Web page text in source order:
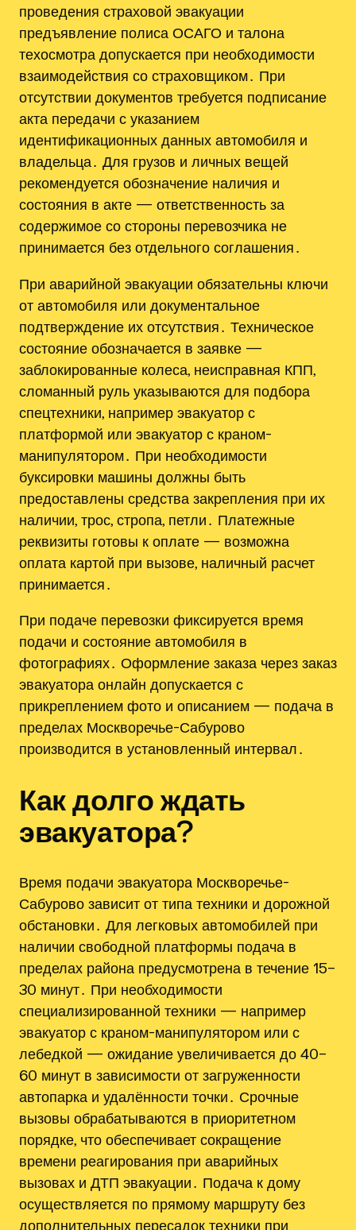
проведения страховой эвакуации
предъявление полиса ОСАГО и талона
техосмотра допускается при необходимости
взаимодействия со страховщиком․ При
отсутствии документов требуется подписание
акта передачи с указанием
идентификационных данных автомобиля и
владельца․ Для грузов и личных вещей
рекомендуется обозначение наличия и
состояния в акте — ответственность за
содержимое со стороны перевозчика не
принимается без отдельного соглашения․
При аварийной эвакуации обязательны ключи
от автомобиля или документальное
подтверждение их отсутствия․ Техническое
состояние обозначается в заявке —
заблокированные колеса, неисправная КПП,
сломанный руль указываются для подбора
спецтехники, например эвакуатор с
платформой или эвакуатор с краном-
манипулятором․ При необходимости
буксировки машины должны быть
предоставлены средства закрепления при их
наличии, трос, стропа, петли․ Платежные
реквизиты готовы к оплате — возможна
оплата картой при вызове, наличный расчет
принимается․
При подаче перевозки фиксируется время
подачи и состояние автомобиля в
фотографиях․ Оформление заказа через заказ
эвакуатора онлайн допускается с
прикреплением фото и описанием — подача в
пределах Москворечье-Сабурово
производится в установленный интервал․
Как долго ждать
эвакуатора?
Время подачи эвакуатора Москворечье-
Сабурово зависит от типа техники и дорожной
обстановки․ Для легковых автомобилей при
наличии свободной платформы подача в
пределах района предусмотрена в течение 15–
30 минут․ При необходимости
специализированной техники — например
эвакуатор с краном-манипулятором или с
лебедкой — ожидание увеличивается до 40–
60 минут в зависимости от загруженности
автопарка и удалённости точки․ Срочные
вызовы обрабатываются в приоритетном
порядке, что обеспечивает сокращение
времени реагирования при аварийных
вызовах и ДТП эвакуации․ Подача к дому
осуществляется по прямому маршруту без
дополнительных пересадок техники при